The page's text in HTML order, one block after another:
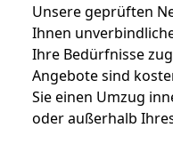
Unsere geprüften
Ihnen
Ihre Bedürfnisse
Angebote sind
Sie einen Umzug
oder außerhalb